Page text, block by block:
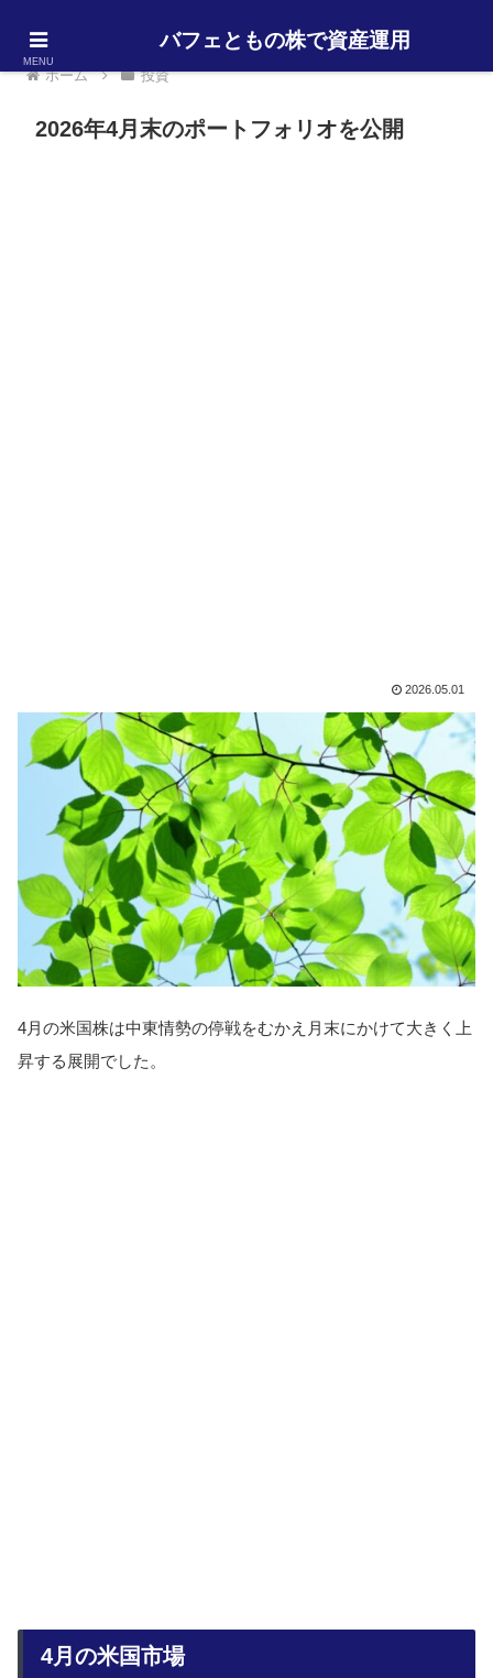
ホーム 投資
2026年4月末のポートフォリオを公開
2026.05.01
4月の米国株は中東情勢の停戦をむかえ月末にかけて大きく上
昇する展開でした。
4月の米国市場
MENU
バフェともの株で資産運用